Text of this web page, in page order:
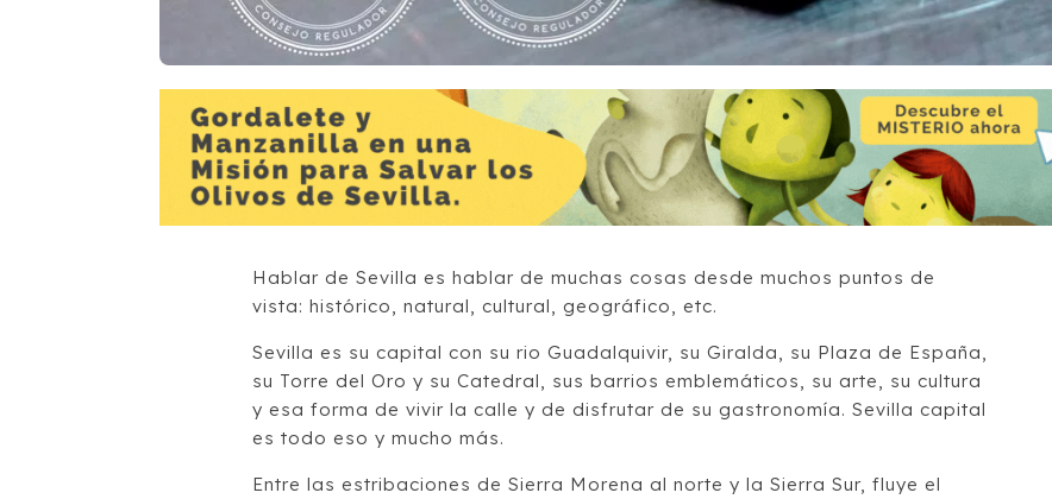
Hablar de Sevilla es hablar de muchas cosas desde muchos puntos de
vista: histórico, natural, cultural, geográfico, etc.
Sevilla es su capital con su rio Guadalquivir, su Giralda, su Plaza de España,
su Torre del Oro y su Catedral, sus barrios emblemáticos, su arte, su cultura
y esa forma de vivir la calle y de disfrutar de su gastronomía. Sevilla capital
es todo eso y mucho más.
Entre las estribaciones de Sierra Morena al norte y la Sierra Sur, fluye el